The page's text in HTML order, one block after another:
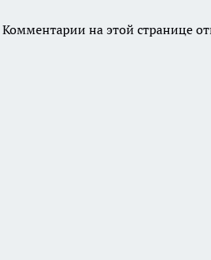
Комментарии на этой странице